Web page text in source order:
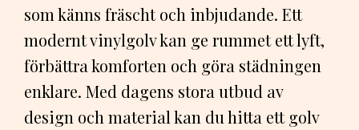
som känns fräscht och inbjudande. Ett
modernt vinylgolv kan ge rummet ett lyft,
förbättra komforten och göra städningen
enklare. Med dagens stora utbud av
design och material kan du hitta ett golv